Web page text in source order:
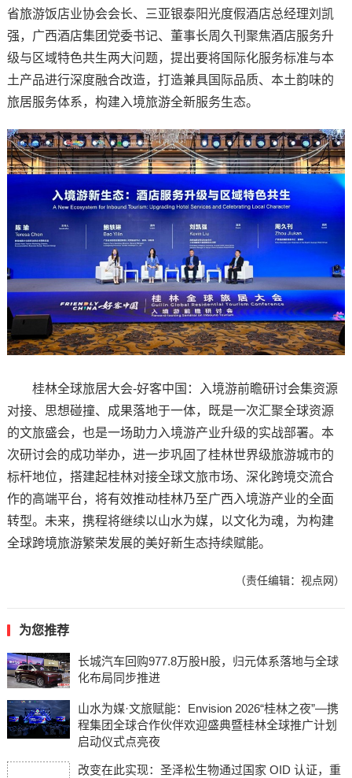
省旅游饭店业协会会长、三亚银泰阳光度假酒店总经理刘凯
强，广西酒店集团党委书记、董事长周久刊聚焦酒店服务升
级与区域特色共生两大问题，提出要将国际化服务标准与本
土产品进行深度融合改造，打造兼具国际品质、本土韵味的
旅居服务体系，构建入境旅游全新服务生态。
桂林全球旅居大会-好客中国：入境游前瞻研讨会集资源
对接、思想碰撞、成果落地于一体，既是一次汇聚全球资源
的文旅盛会，也是一场助力入境游产业升级的实战部署。本
次研讨会的成功举办，进一步巩固了桂林世界级旅游城市的
标杆地位，搭建起桂林对接全球文旅市场、深化跨境交流合
作的高端平台，将有效推动桂林乃至广西入境游产业的全面
转型。未来，携程将继续以山水为媒，以文化为魂，为构建
全球跨境旅游繁荣发展的美好新生态持续赋能。
（责任编辑：视点网）
为您推荐
长城汽车回购977.8万股H股，归元体系落地与全球
化布局同步推进
山水为媒·文旅赋能：Envision 2026“桂林之夜”—携
程集团全球合作伙伴欢迎盛典暨桂林全球推广计划
启动仪式点亮夜
改变在此实现：圣泽松生物通过国家 OID 认证，重